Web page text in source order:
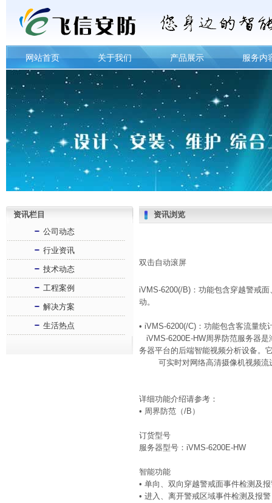
网站首页 关于我们 产品展示 服务内
资讯栏目
公司动态
行业资讯
技术动态
工程案例
解决方案
生活热点
资讯浏览
双击自动滚屏
iVMS-6200(/B)：功能包含穿越警戒
动。
• iVMS-6200(/C)：功能包含客流量统
iVMS-6200E-HW周界防范服务器是
务器平台的后端智能视频分析设备。
可实时对网络高清摄像机视频流
详细功能介绍请参考：
• 周界防范（/B）
订货型号
服务器型号：iVMS-6200E-HW
智能功能
• 单向、双向穿越警戒面事件检测及
• 进入、离开警戒区域事件检测及报